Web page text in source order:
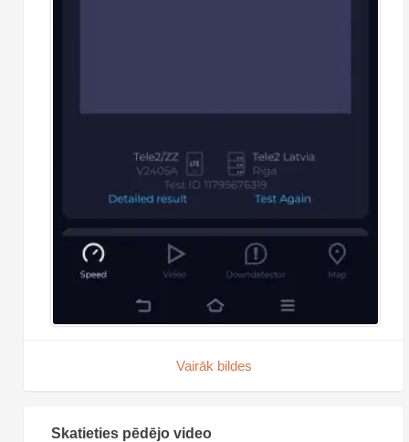
Vairāk bildes
Skatieties pēdējo video